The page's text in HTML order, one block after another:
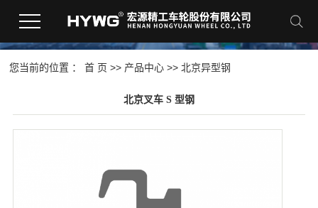
您当前的位置 ：首 页 >> 产品中心 >> 北京异型钢
北京叉车 S 型钢